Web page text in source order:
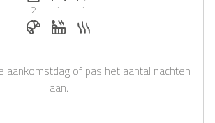
2
1
1
Ontbijt te boeken bij Casapilot
Whirlpool
aankomstdag of pas het aantal nachten
aan.